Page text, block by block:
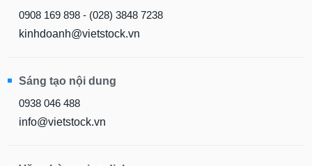
0908 169 898 - (028) 3848 7238
kinhdoanh@vietstock.vn
Sáng tạo nội dung
0938 046 488
info@vietstock.vn